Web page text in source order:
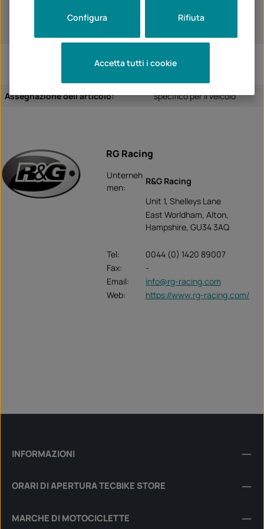
CBR250R 2015
Assegnazione dell'articolo: specifico per il veicolo
RG Racing
Unterneh
men:
R&G Racing
Unit 1, Shelleys Lane
East Worldham, Alton,
Hampshire, GU34 3AQ
Tel:
0044 (0) 1420 89007
Fax:
-
Email:
info@rg-racing.com
Web:
https://www.rg-racing.com/
INFORMAZIONI
ORARI DI APERTURA TECBIKE STORE
MARCHE DI MOTOCICLETTE
Rifiuta
Configura
Accetta tutti i cookie